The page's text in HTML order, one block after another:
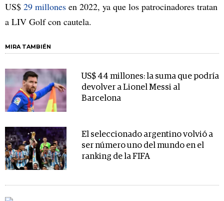
US$ 29 millones en 2022, ya que los patrocinadores tratan
a LIV Golf con cautela.
MIRA TAMBIÉN
US$ 44 millones: la suma que podría
devolver a Lionel Messi al
Barcelona
El seleccionado argentino volvió a
ser número uno del mundo en el
ranking de la FIFA